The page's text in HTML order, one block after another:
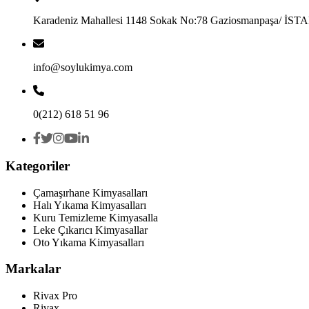
Karadeniz Mahallesi 1148 Sokak No:78 Gaziosmanpaşa/
info@soylukimya.com
0(212) 618 51 96
Kategoriler
Çamaşırhane Kimyasalları
Halı Yıkama Kimyasalları
Kuru Temizleme Kimyasalla
Leke Çıkarıcı Kimyasallar
Oto Yıkama Kimyasalları
Markalar
Rivax Pro